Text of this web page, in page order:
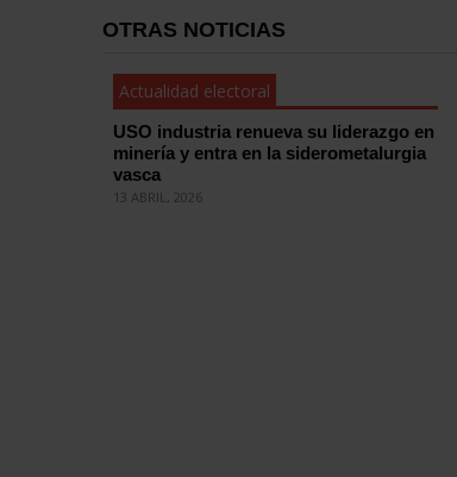
OTRAS NOTICIAS
Actualidad electoral
USO industria renueva su liderazgo en
minería y entra en la siderometalurgia
vasca
13 ABRIL, 2026